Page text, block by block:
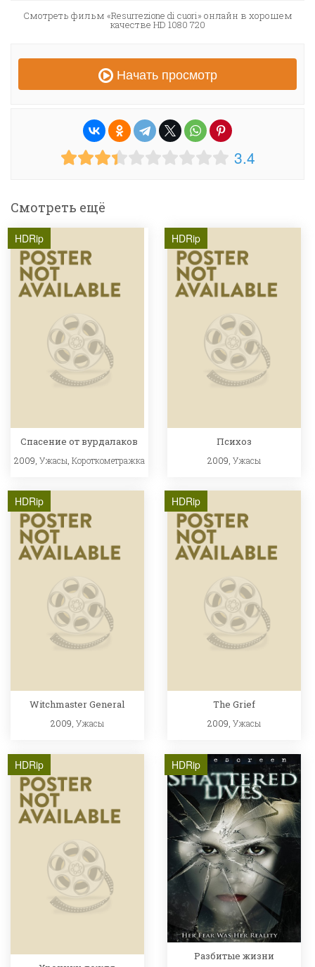
Смотреть фильм «Resurrezione di cuori» онлайн в хорошем
качестве HD 1080 720
Начать просмотр
3.4
Смотреть ещё
HDRip
Спасение от вурдалаков
2009, Ужасы Короткометражка
HDRip
Психоз
2009,Ужасы
HDRip
Witchmaster General
2009, Ужасы
HDRip
The Grief
2009,Ужасы
HDRip HDRip
Разбитые жизни